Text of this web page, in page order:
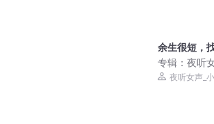
余生很短，
专辑： 夜听
夜听女声_